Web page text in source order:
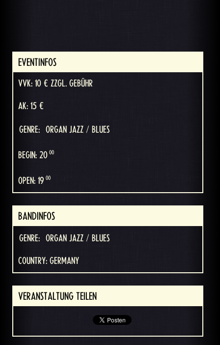
EVENTINFOS
VVK: 10 € ZZGL. GEBÜHR
AK: 15 €
GENRE: ORGAN JAZZ / BLUES
BEGIN: 20 00
OPEN: 19 00
BANDINFOS
GENRE: ORGAN JAZZ / BLUES
COUNTRY: GERMANY
VERANSTALTUNG TEILEN